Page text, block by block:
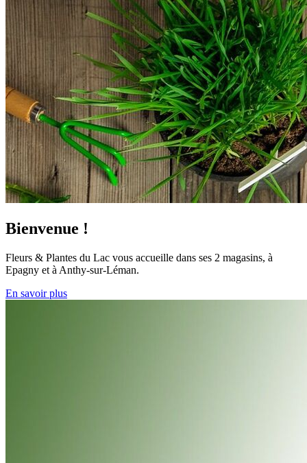
Bienvenue !
Fleurs & Plantes du Lac vous accueille dans ses 2 magasins, à
Epagny et à Anthy-sur-Léman.
En savoir plus